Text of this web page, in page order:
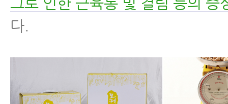
그로 인한 근육통 및 결림 등의 증
다.